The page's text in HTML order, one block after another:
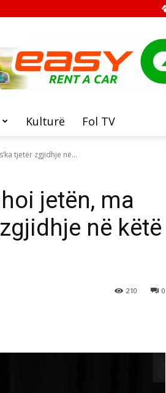
Kulturë Fol TV
tjetër zgjidhje në...
jetën, ma
në këtë
0
210